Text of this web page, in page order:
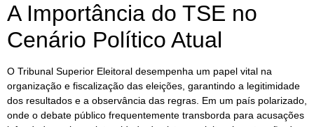
A Importância do TSE no
Cenário Político Atual
O Tribunal Superior Eleitoral desempenha um papel vital na
organização e fiscalização das eleições, garantindo a legitimidade
dos resultados e a observância das regras. Em um país polarizado,
onde o debate público frequentemente transborda para acusações